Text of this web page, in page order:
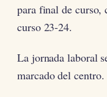
para final de curso,
curso 23-24.
La jornada laboral
marcado del centro.